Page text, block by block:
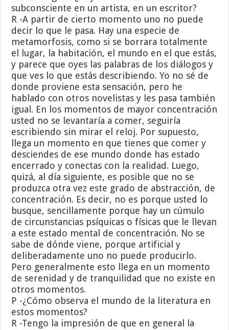
subconsciente en un artista, en un escritor?
R -A partir de cierto momento uno no puede
decir lo que le pasa. Hay una especie de
metamorfosis, como si se borrara totalmente
el lugar, la habitación, el mundo en el que estás,
y parece que oyes las palabras de los diálogos y
que ves lo que estás describiendo. Yo no sé de
donde proviene esta sensación, pero he
hablado con otros novelistas y les pasa también
igual. En los momentos de mayor concentración
usted no se levantaría a comer, seguiría
escribiendo sin mirar el reloj. Por supuesto,
llega un momento en que tienes que comer y
desciendes de ese mundo donde has estado
encerrado y conectas con la realidad. Luego,
quizá, al día siguiente, es posible que no se
produzca otra vez este grado de abstracción, de
concentración. Es decir, no es porque usted lo
busque, sencillamente porque hay un cúmulo
de circunstancias psíquicas o físicas que le llevan
a este estado mental de concentración. No se
sabe de dónde viene, porque artificial y
deliberadamente uno no puede producirlo.
Pero generalmente esto llega en un momento
de serenidad y de tranquilidad que no existe en
otros momentos.
P -¿Cómo observa el mundo de la literatura en
estos momentos?
R -Tengo la impresión de que en general la